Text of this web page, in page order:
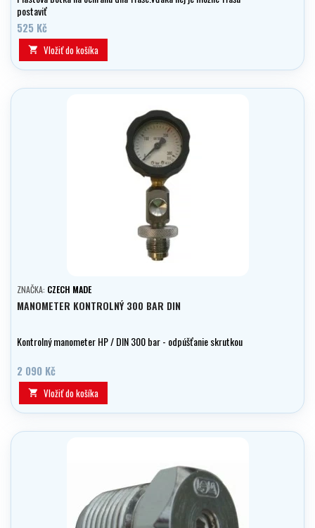
postaviť
525 Kč
 Vložiť do košíka
ZNAČKA: CZECH MADE
MANOMETER KONTROLNÝ 300 BAR DIN
Kontrolný manometer HP / DIN 300 bar - odpúšťanie skrutkou
2 090 Kč
 Vložiť do košíka